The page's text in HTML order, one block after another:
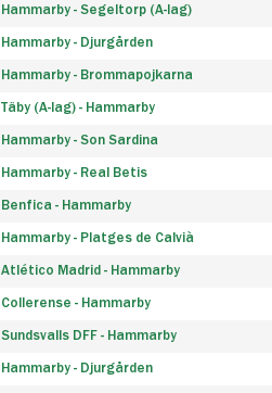
Hammarby - Segeltorp (A-lag)
Hammarby - Djurgården
Hammarby - Brommapojkarna
Täby (A-lag) - Hammarby
Hammarby - Son Sardina
Hammarby - Real Betis
Benfica - Hammarby
Hammarby - Platges de Calvià
Atlético Madrid - Hammarby
Collerense - Hammarby
Sundsvalls DFF - Hammarby
Hammarby - Djurgården